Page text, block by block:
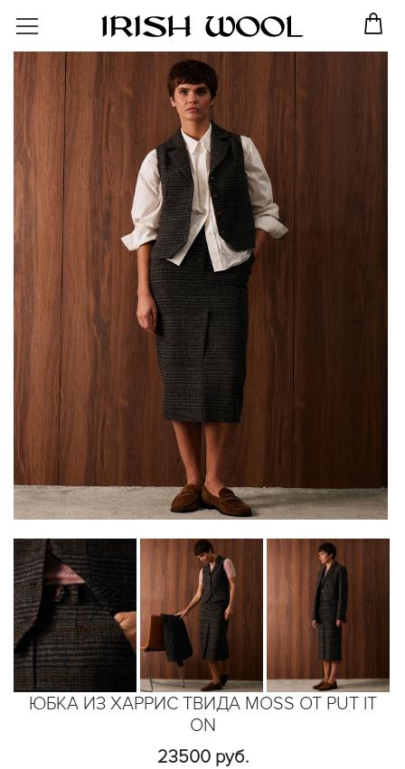
ЮБКА ИЗ ХАРРИС ТВИДА MOSS ОТ PUT IT
ON
23500 руб.